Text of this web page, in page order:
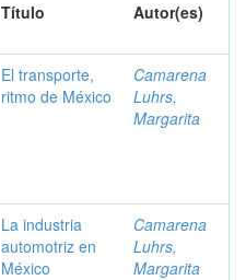
Título Autor(es)
El transporte,
ritmo de México
Camarena
Luhrs,
Margarita
La industria
automotriz en
México
Camarena
Luhrs,
Margarita